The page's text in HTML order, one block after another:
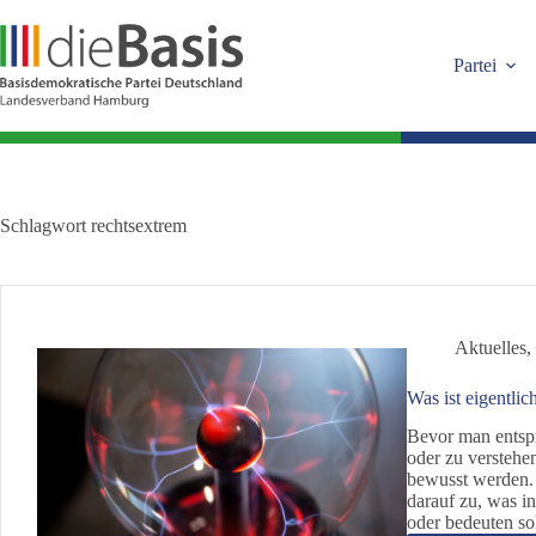
Inhalt
springen
Partei
Schlagwort rechtsextrem
Aktuelles,
Was ist
Bevor man
oder zu
bewusst
darauf zu, was
oder bedeuten